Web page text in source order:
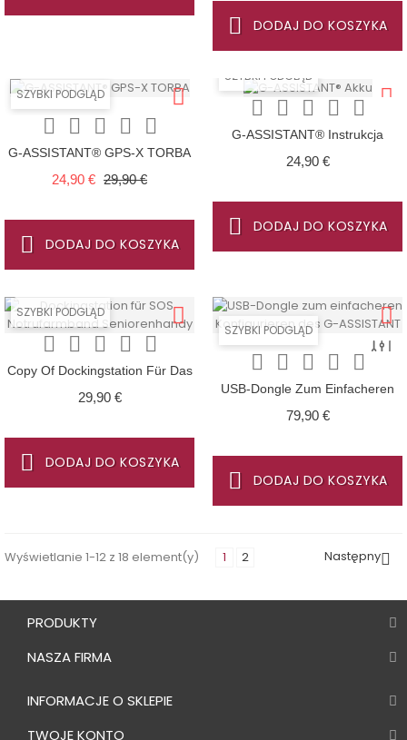
DODAJ DO KOSZYKA
SZYBKI PODGLĄD
    
G-ASSISTANT® GPS-X TORBA
24,90 € Cena regularna
29,90 €Cena
DODAJ DO KOSZYKA
SZYBKI PODGLĄD
    
G-ASSISTANT® Instrukcja
Obsługi Lokalizatora GPS SOS
(tylko Dla Modelu 2024)
24,90 €Cena
DODAJ DO KOSZYKA
SZYBKI PODGLĄD
    
Copy Of Dockingstation Für Das
OneTouch SOS Handy Mit SOS
ARMBAND!
29,90 €Cena
DODAJ DO KOSZYKA
SZYBKI PODGLĄD
    
USB-Dongle Zum Einfacheren
Konfigurieren Des G-
ASSISTANT
79,90 €Cena
DODAJ DO KOSZYKA
Wyświetlanie 1-12 z 18 element(y) 1 2 Następny
PRODUKTY
NASZA FIRMA
INFORMACJE O SKLEPIE
TWOJE KONTO